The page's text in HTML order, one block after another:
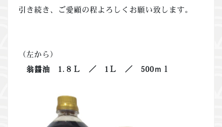
引き続き、ご愛顧の程よろしくお願い致します。
（左から）
翁醤油 1.８Ｌ ／ 1Ｌ ／ 500ｍｌ